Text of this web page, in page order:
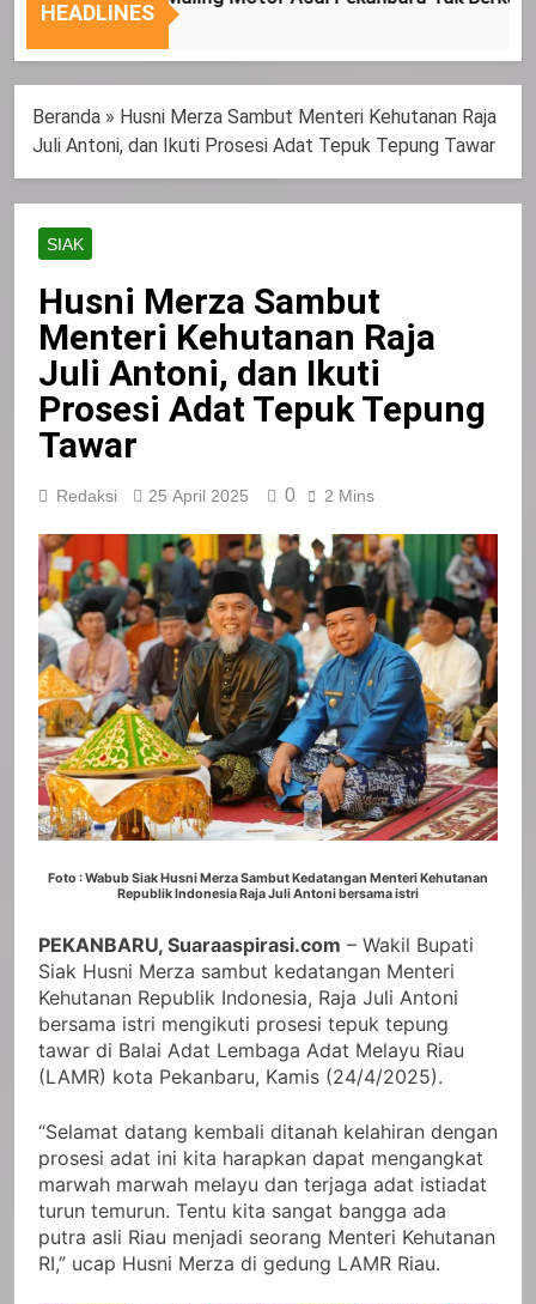
Nasional
Tepat
HEADLINES
Beranda » Husni Merza Sambut Menteri Kehutanan Raja
Juli Antoni, dan Ikuti Prosesi Adat Tepuk Tepung Tawar
SIAK
Husni Merza Sambut
Menteri Kehutanan Raja
Juli Antoni, dan Ikuti
Prosesi Adat Tepuk Tepung
Tawar
Redaksi 25 April 2025 0 2 Mins
Foto : Wabub Siak Husni Merza Sambut Kedatangan Menteri Kehutanan
Republik Indonesia Raja Juli Antoni bersama istri
PEKANBARU, Suaraaspirasi.com – Wakil Bupati
Siak Husni Merza sambut kedatangan Menteri
Kehutanan Republik Indonesia, Raja Juli Antoni
bersama istri mengikuti prosesi tepuk tepung
tawar di Balai Adat Lembaga Adat Melayu Riau
(LAMR) kota Pekanbaru, Kamis (24/4/2025).
“Selamat datang kembali ditanah kelahiran dengan
prosesi adat ini kita harapkan dapat mengangkat
marwah marwah melayu dan terjaga adat istiadat
turun temurun. Tentu kita sangat bangga ada
putra asli Riau menjadi seorang Menteri Kehutanan
RI,” ucap Husni Merza di gedung LAMR Riau.